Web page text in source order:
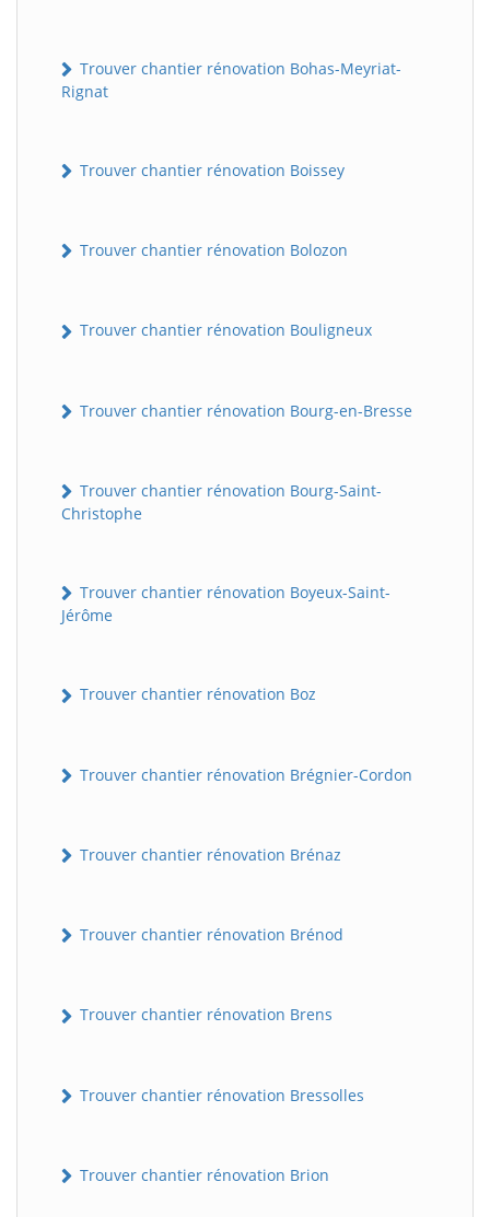
Trouver chantier rénovation Bohas-Meyriat-
Rignat
Trouver chantier rénovation Boissey
Trouver chantier rénovation Bolozon
Trouver chantier rénovation Bouligneux
Trouver chantier rénovation Bourg-en-Bresse
Trouver chantier rénovation Bourg-Saint-
Christophe
Trouver chantier rénovation Boyeux-Saint-
Jérôme
Trouver chantier rénovation Boz
Trouver chantier rénovation Brégnier-Cordon
Trouver chantier rénovation Brénaz
Trouver chantier rénovation Brénod
Trouver chantier rénovation Brens
Trouver chantier rénovation Bressolles
Trouver chantier rénovation Brion